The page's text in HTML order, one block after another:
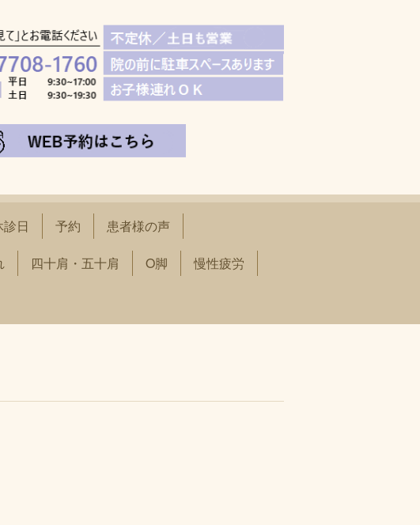
診日 予約 患者様の声
四十肩・五十肩 O脚 慢性疲労